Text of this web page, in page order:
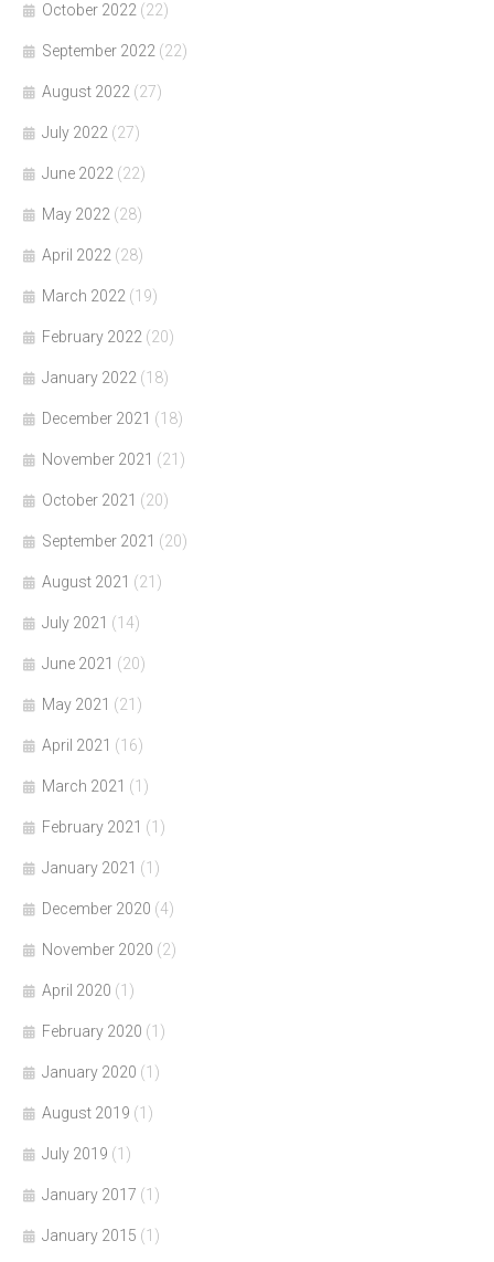
October 2022 (22)
September 2022 (22)
August 2022 (27)
July 2022 (27)
June 2022 (22)
May 2022 (28)
April 2022 (28)
March 2022 (19)
February 2022 (20)
January 2022 (18)
December 2021 (18)
November 2021 (21)
October 2021 (20)
September 2021 (20)
August 2021 (21)
July 2021 (14)
June 2021 (20)
May 2021 (21)
April 2021 (16)
March 2021 (1)
February 2021 (1)
January 2021 (1)
December 2020 (4)
November 2020 (2)
April 2020 (1)
February 2020 (1)
January 2020 (1)
August 2019 (1)
July 2019 (1)
January 2017 (1)
January 2015 (1)